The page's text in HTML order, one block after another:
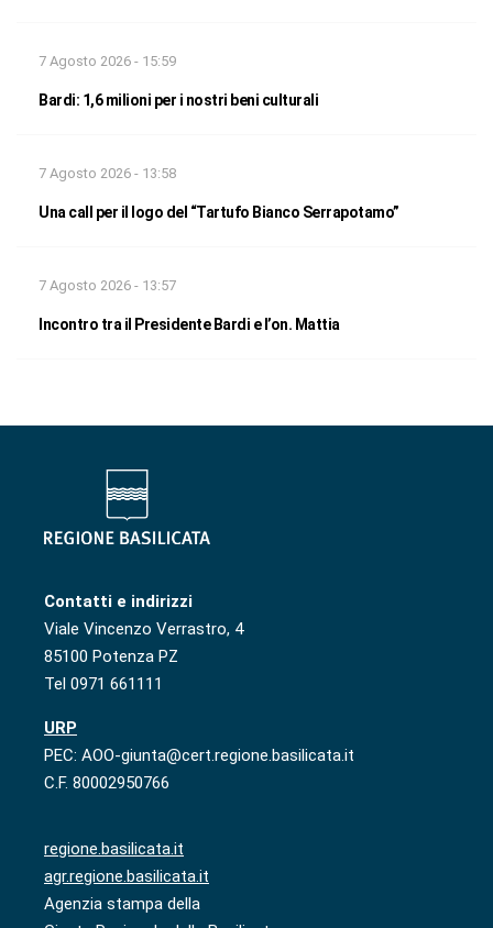
7 Agosto 2026 - 15:59
Bardi: 1,6 milioni per i nostri beni culturali
7 Agosto 2026 - 13:58
Una call per il logo del “Tartufo Bianco Serrapotamo”
7 Agosto 2026 - 13:57
Incontro tra il Presidente Bardi e l’on. Mattia
Contatti e indirizzi
Viale Vincenzo Verrastro, 4
85100 Potenza PZ
Tel 0971 661111
URP
PEC: AOO-giunta@cert.regione.basilicata.it
C.F. 80002950766
regione.basilicata.it
agr.regione.basilicata.it
Agenzia stampa della